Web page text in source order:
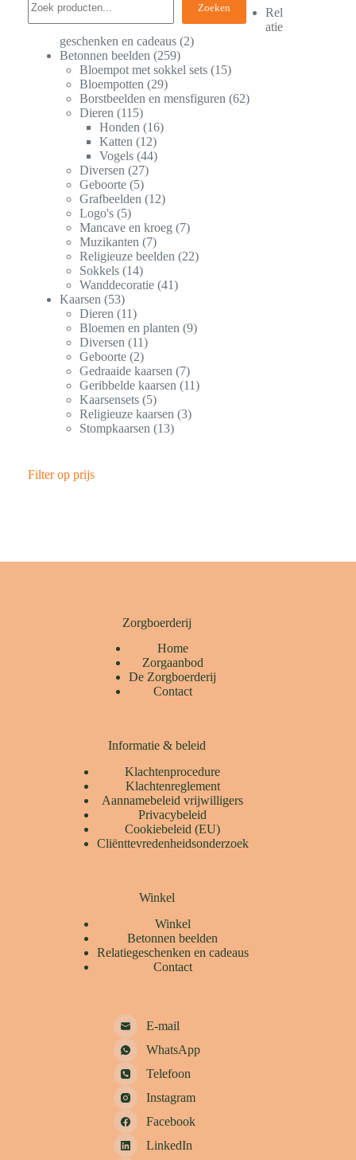
Zoeken
Rel
atie
geschenken en cadeaus 2
Betonnen beelden
259
Bloempot met sokkel sets 15
Bloempotten
29
Borstbeelden en mensfiguren 62
Dieren
115
Honden
16
Katten
12
Vogels 44
Diversen
27
Geboorte 5
Grafbeelden
12
Logo's 5
Mancave en kroeg
7
Muzikanten
7
Religieuze beelden
22
Sokkels 14
Wanddecoratie 41
Kaarsen
53
Dieren
11
Bloemen en planten 9
Diversen
11
Geboorte 2
Gedraaide kaarsen
7
Geribbelde kaarsen
11
Kaarsensets 5
Religieuze kaarsen 3
Stompkaarsen
13
Filter op prijs
Zorgboerderij
Home
Zorgaanbod
De Zorgboerderij
Contact
Informatie & beleid
Klachtenprocedure
Klachtenreglement
Aannamebeleid vrijwilligers
Privacybeleid
Cookiebeleid (EU)
Cliënttevredenheidsonderzoek
Winkel
Winkel
Betonnen beelden
Relatiegeschenken en cadeaus
Contact
E-mail
WhatsApp
Telefoon
Instagram
Facebook
LinkedIn